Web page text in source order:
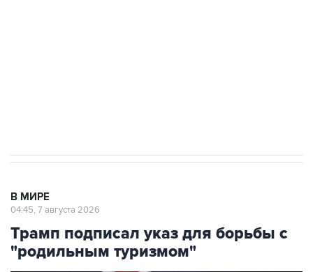
В МИРЕ
04:45, 7 августа 2026
Трамп подписал указ для борьбы с
"родильным туризмом"